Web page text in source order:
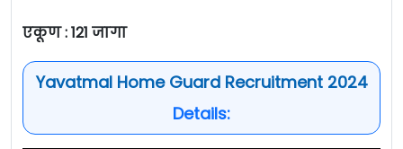
एकूण : 121 जागा
Yavatmal Home Guard Recruitment 2024
Details: